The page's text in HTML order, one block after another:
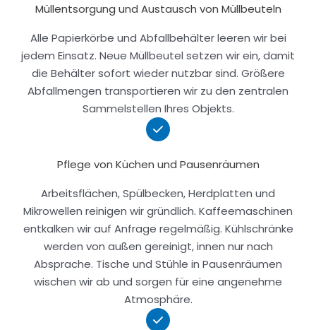
Müllentsorgung und Austausch von Müllbeuteln
Alle Papierkörbe und Abfallbehälter leeren wir bei
jedem Einsatz. Neue Müllbeutel setzen wir ein, damit
die Behälter sofort wieder nutzbar sind. Größere
Abfallmengen transportieren wir zu den zentralen
Sammelstellen Ihres Objekts.
Pflege von Küchen und Pausenräumen
Arbeitsflächen, Spülbecken, Herdplatten und
Mikrowellen reinigen wir gründlich. Kaffeemaschinen
entkalken wir auf Anfrage regelmäßig. Kühlschränke
werden von außen gereinigt, innen nur nach
Absprache. Tische und Stühle in Pausenräumen
wischen wir ab und sorgen für eine angenehme
Atmosphäre.